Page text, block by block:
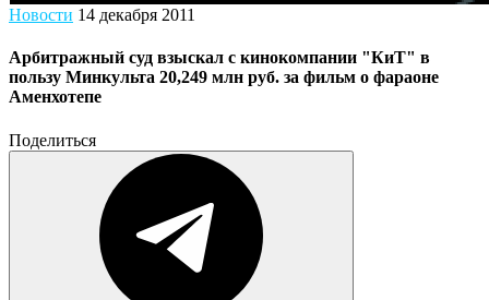
Новости 14 декабря 2011
Арбитражный суд взыскал с кинокомпании "КиТ" в
пользу Минкульта 20,249 млн руб. за фильм о фараоне
Аменхотепе
Поделиться